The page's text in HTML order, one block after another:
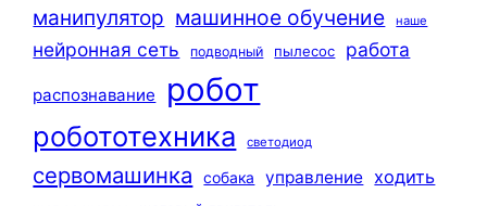
манипулятор машинное обучение наше
нейронная сеть подводный пылесос работа
распознавание робот
робототехника светодиод
сервомашинка собака управление ходить